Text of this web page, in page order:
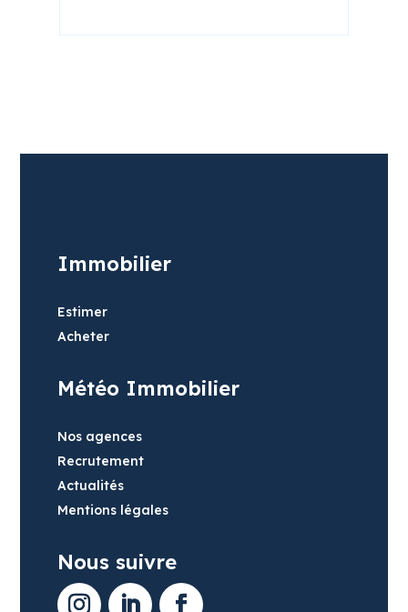
Immobilier
Estimer
Acheter
Météo Immobilier
Nos agences
Recrutement
Actualités
Mentions légales
Nous suivre